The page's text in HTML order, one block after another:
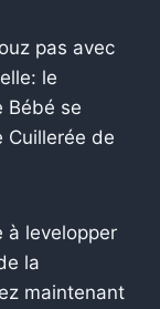
pas avec
le
Bébé se
Cuillerée de
à levelopper
la
maintenant